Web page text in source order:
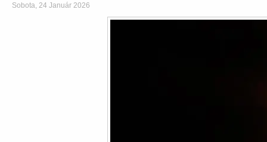
Sobota, 24 Január 2026